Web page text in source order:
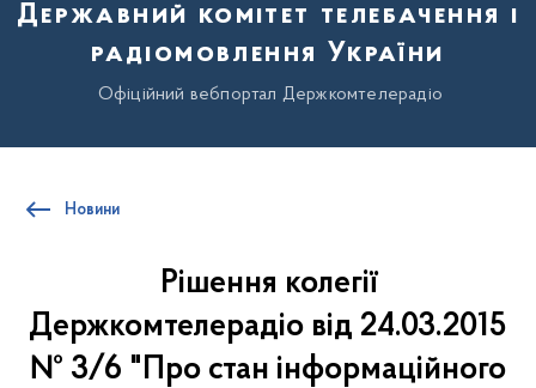
Державний комітет телебачення і
радіомовлення України
Офіційний вебпортал Держкомтелерадіо
Новини
Рішення колегії
Держкомтелерадіо від 24.03.2015
№ 3/6 "Про стан інформаційного